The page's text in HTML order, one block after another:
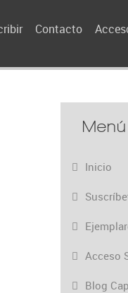
Contacto
Inicio
Acceso
Blog